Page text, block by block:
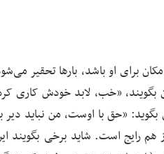
برای او باشد، بارها تحقیر
بگویند، «خب، لابد خودش کاری
«حق با اوست، من نباید دیر
رایج است. شاید برخی بگویند